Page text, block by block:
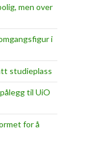
men over
i
studieplass
til UiO
for å